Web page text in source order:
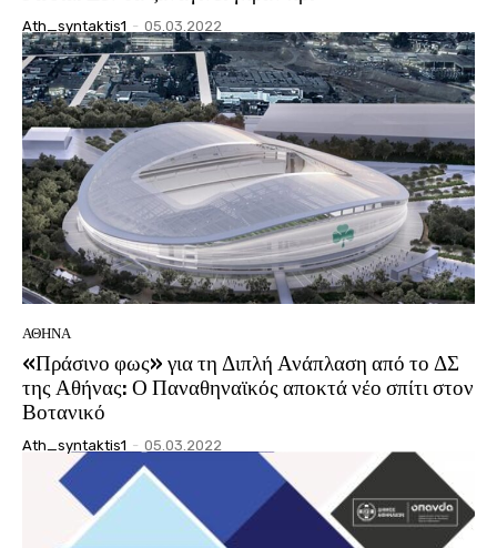
Ath_syntaktis1 - 05.03.2022
ΑΘΗΝΑ
«Πράσινο φως» για τη Διπλή Ανάπλαση από το ΔΣ
της Αθήνας: Ο Παναθηναϊκός αποκτά νέο σπίτι στον
Βοτανικό
Ath_syntaktis1 - 05.03.2022